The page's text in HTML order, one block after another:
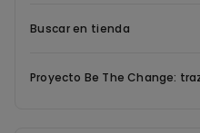
Buscar en tienda
Proyecto Be The Change: